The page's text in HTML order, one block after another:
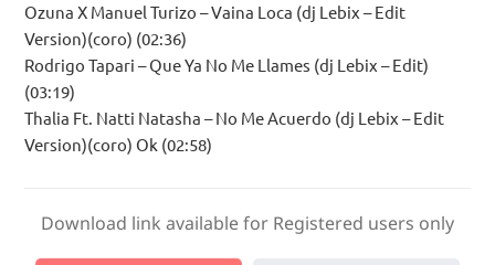
Ozuna X Manuel Turizo – Vaina Loca (dj Lebix – Edit
Version)(coro) (02:36)
Rodrigo Tapari – Que Ya No Me Llames (dj Lebix – Edit)
(03:19)
Thalia Ft. Natti Natasha – No Me Acuerdo (dj Lebix – Edit
Version)(coro) Ok (02:58)
Download link available for Registered users only